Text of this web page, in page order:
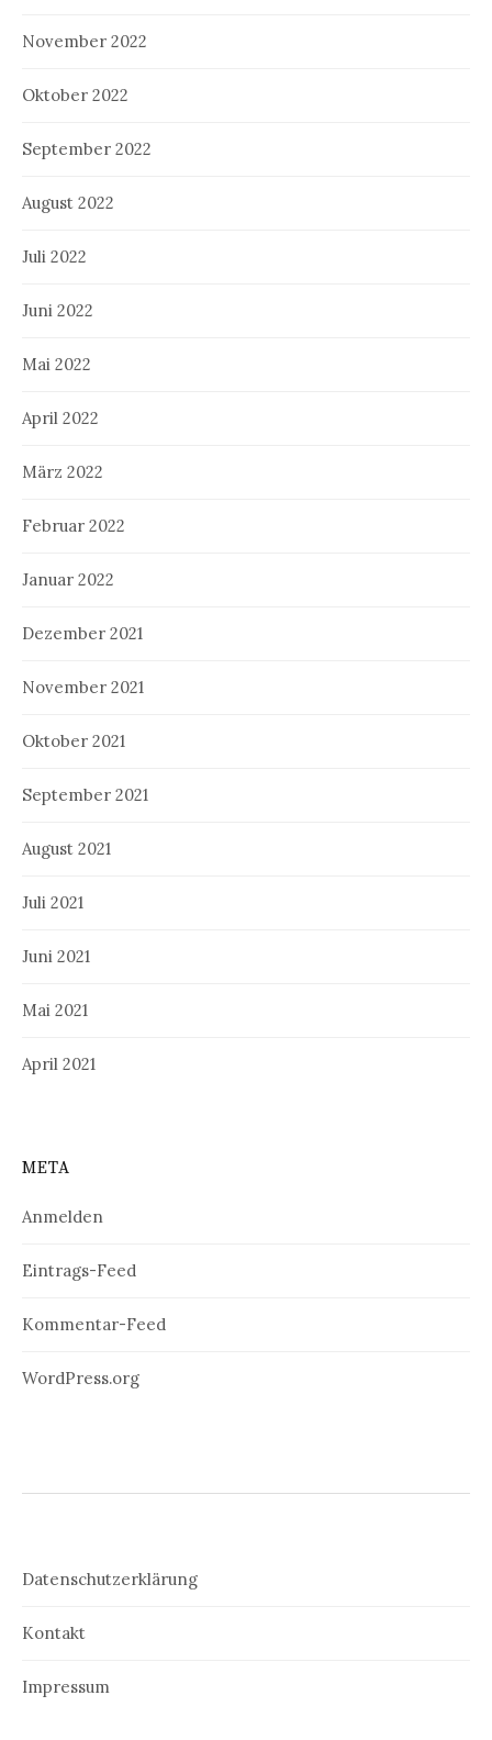
November 2022
Oktober 2022
September 2022
August 2022
Juli 2022
Juni 2022
Mai 2022
April 2022
März 2022
Februar 2022
Januar 2022
Dezember 2021
November 2021
Oktober 2021
September 2021
August 2021
Juli 2021
Juni 2021
Mai 2021
April 2021
META
Anmelden
Eintrags-Feed
Kommentar-Feed
WordPress.org
Datenschutzerklärung
Kontakt
Impressum